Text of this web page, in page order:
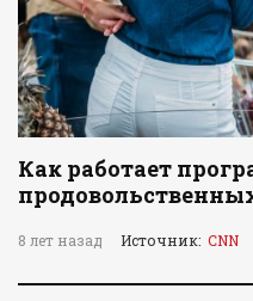
Как работает
8 лет назад Источник: CNN